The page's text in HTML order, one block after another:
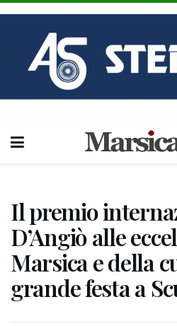
Il premio
D’Angiò alle
Marsica e della
grande festa a